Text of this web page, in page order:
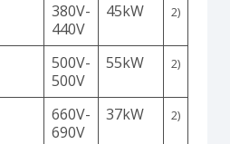
380V-
440V
45kW 2)
500V-
500V
55kW 2)
660V-
690V
37kW 2)